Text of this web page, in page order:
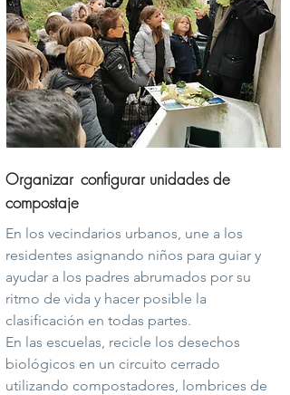
Organizar configurar unidades de
compostaje
En los vecindarios urbanos, une a los
residentes asignando niños para guiar y
ayudar a los padres abrumados por su
ritmo de vida y hacer posible la
clasificación en todas partes.
En las escuelas, recicle los desechos
biológicos en un circuito cerrado
utilizando compostadores, lombrices de